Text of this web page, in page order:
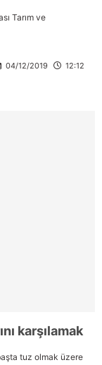
Tarım ve
04/12/2019 12:12
karşılamak
tuz olmak üzere